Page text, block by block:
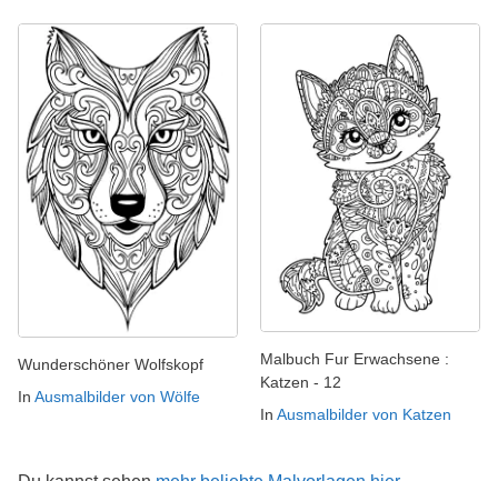
Wunderschöner Wolfskopf
In Ausmalbilder von Wölfe
Malbuch Fur Erwachsene :
Katzen - 12
In Ausmalbilder von Katzen